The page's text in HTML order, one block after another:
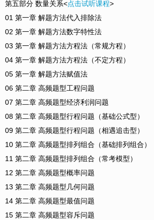
第五部分 数量关系<点击试听课程>
01 第一章 解题方法代入排除法
02 第一章 解题方法数字特性法
03 第一章 解题方法方程法（常规方程）
04 第一章 解题方法方程法（不定方程）
05 第一章 解题方法赋值法
06 第二章 高频题型工程问题
07 第二章 高频题型经济利润问题
08 第二章 高频题型行程问题（基础公式型）
09 第二章 高频题型行程问题（相遇追击型）
10 第二章 高频题型排列组合（基础排列组合）
11 第二章 高频题型排列组合（常考模型）
12 第二章 高频题型概率问题
13 第二章 高频题型几何问题
14 第二章 高频题型最值问题
15 第二章 高频题型容斥问题